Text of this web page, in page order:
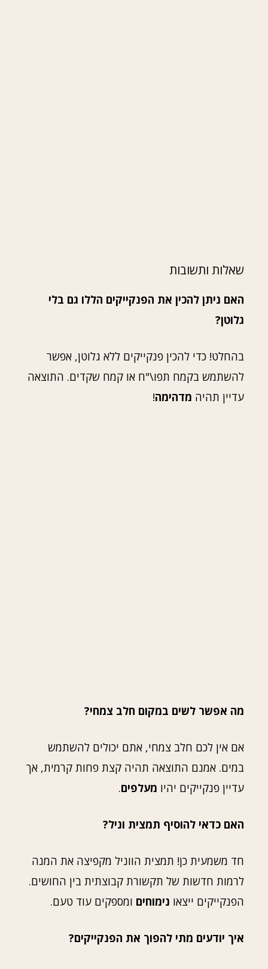
שאלות ותשובות
האם ניתן להכין את הפנקייקים הללו גם בלי
גלוטן?
בהחלט! כדי להכין פנקייקים ללא גלוטן, אפשר
להשתמש בקמח תפו\"ח או קמח שקדים. התוצאה
עדיין תהיה מדהימה!
מה אפשר לשים במקום חלב צמחי?
אם אין לכם חלב צמחי, אתם יכולים להשתמש
במים. אמנם התוצאה תהיה קצת פחות קרמית, אך
עדיין פנקייקים יהיו מעלפים.
האם כדאי להוסיף תמצית וניל?
חד משמעית כן! תמצית הווניל מקפיצה את המנה
לרמות חדשות של תקשורת קבוצתית בין החושים.
הפנקייקים ייצאו נימוחים ומספקים עוד טעם.
איך יודעים מתי להפוך את הפנקייקים?